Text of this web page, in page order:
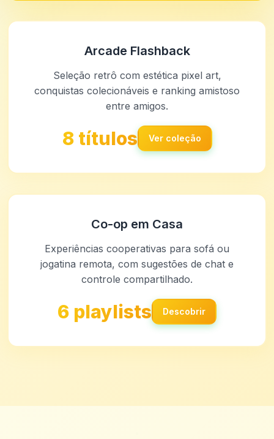
Arcade Flashback
Seleção retrô com estética pixel art,
conquistas colecionáveis e ranking amistoso
entre amigos.
8 títulos Ver coleção
Co-op em Casa
Experiências cooperativas para sofá ou
jogatina remota, com sugestões de chat e
controle compartilhado.
6 playlists Descobrir